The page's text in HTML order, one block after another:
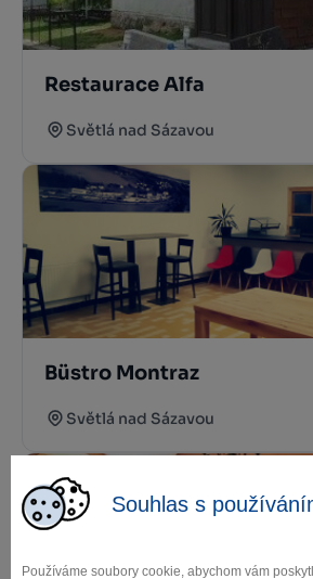
Souhlas s
Používáme soubory cookie, abychom vám
Restaurace Alfa
Světlá nad Sázavou
Büstro Montraz
Světlá nad Sázavou